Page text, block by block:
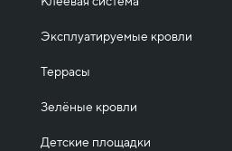
Эксплуатируемые кровли
Террасы
Зелёные кровли
Детские площадки